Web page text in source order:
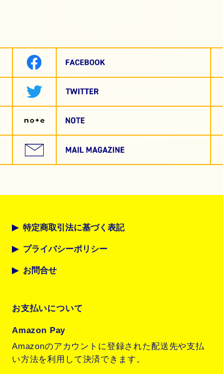
特定商取引法に基づく表記
プライバシーポリシー
お問合せ
お支払いについて
Amazon Pay
Amazonのアカウントに登録された配送先や支払
い方法を利用して決済できます。